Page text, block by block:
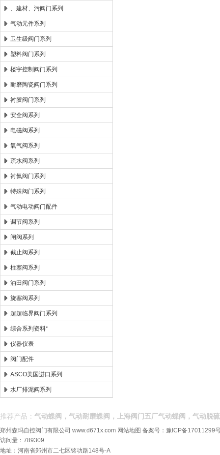
、建材、污阀门系列
气动元件系列
卫生级阀门系列
塑料阀门系列
楼宇控制阀门系列
耐磨陶瓷阀门系列
衬胶阀门系列
安全阀系列
电磁阀系列
氧气阀系列
疏水阀系列
衬氟阀门系列
特殊阀门系列
气动电动阀门配件
调节阀系列
闸阀系列
截止阀系列
柱塞阀系列
油田阀门系列
旋塞阀系列
超超临界阀门系列
综合系列资料*
仪器仪表
阀门配件
ASCO美国进口系列
水厂排泥阀系列
推荐产品： 气动蝶阀，气动耐磨蝶阀，上海阀门五厂气动蝶阀，气动脱
郑州森玛自控阀门有限公司 www.d671x.com 网站地图 备案号： 豫ICP备17011299
访问量：789309
地址：河南省郑州市二七区铭功路148号-A